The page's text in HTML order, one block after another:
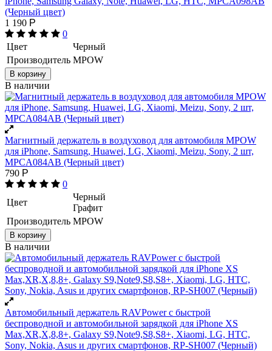
(Черный цвет)
1 190 Р
0
Цвет
Черный
Производитель MPOW
В корзину
В наличии
Магнитный держатель в воздуховод для автомобиля MPOW
для iPhone, Samsung, Huawei, LG, Xiaomi, Meizu, Sony, 2 шт,
MPCA084AB (Черный цвет)
790 Р
0
Цвет
Черный
Графит
Производитель MPOW
В корзину
В наличии
Автомобильный держатель RAVPower с быстрой
беспроводной и автомобильной зарядкой для iPhone XS
Max,XR,X,8,8+, Galaxy S9,Note9,S8,S8+, Xiaomi, LG, HTC,
Sony, Nokia, Asus и других смартфонов, RP-SH007 (Черный)